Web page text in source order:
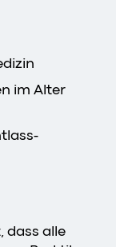
im Alter
dass alle